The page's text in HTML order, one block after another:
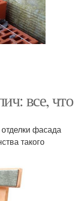
все, что
фасада
такого